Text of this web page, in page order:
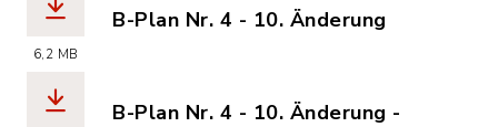
6,2 MB
B-Plan Nr. 4 - 10. Änderung
B-Plan Nr. 4 - 10. Änderung -